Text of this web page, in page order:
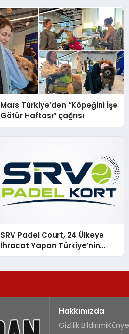
Mars Türkiye’den “Köpeğini İşe
Götür Haftası” çağrısı
SRV Padel Court, 24 Ülkeye
İhracat Yapan Türkiye’nin
Padel Kortu Üretim Gücü
Hakkımızda
Gizlilik BildirimiKünye